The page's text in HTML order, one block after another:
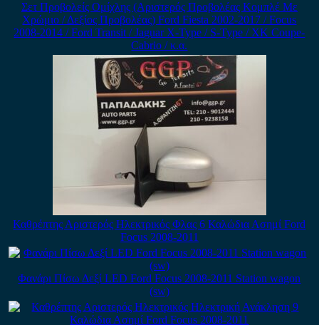
Σετ Προβολείς Ομίχλης (Αριστερός Προβολέας Κομπλέ Με
Χρώμιο / Δεξίος Προβολέας) Ford Fiesta 2002-2017 / Focus
2008-2014 / Ford Transit / Jaguar X-Type / S-Type / XK Coupe-
Cabrio / κ.α.
Καθρέπτης Αριστερός Ηλεκτρικός Φλας 6 Καλώδια Ασημί Ford
Focus 2008-2011
Φανάρι Πίσω Δεξί LED Ford Focus 2008-2011 Station wagon
(sw)